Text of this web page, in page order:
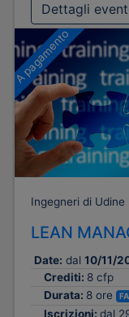
Dettagli
A pagamento
Ingegneri di Udine
LEAN
Date: dal 10/11/
Crediti: 8 cfp
Durata: 8 ore
Iscrizioni: dal